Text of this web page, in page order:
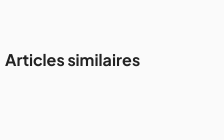
Articles similaires